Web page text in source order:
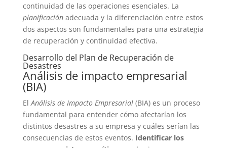
continuidad de las operaciones esenciales. La
planificaciónadecuada y la diferenciación entre estos
dos aspectos son fundamentales para una estrategia
de recuperación y continuidad efectiva.
Desarrollo del Plan de Recuperación de
Desastres
Análisis de impacto empresarial
(BIA)
El Análisis de Impacto Empresarial(BIA) es un proceso
fundamental para entender cómo afectarían los
distintos desastres a su empresa y cuáles serían las
consecuencias de estos eventos. Identificar los